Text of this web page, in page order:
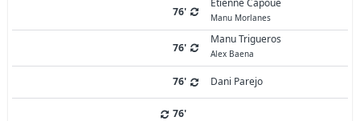
76'
Etienne Capoue
Manu Morlanes
76'
Manu Trigueros
Alex Baena
76' Dani Parejo
76'